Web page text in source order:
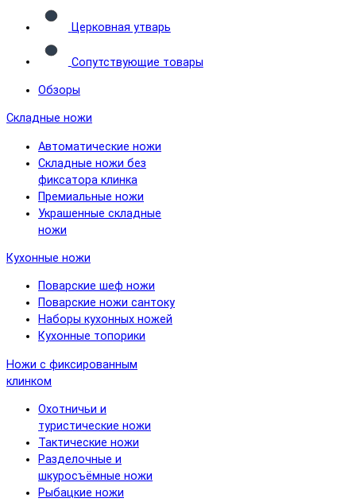
Церковная утварь
Сопутствующие товары
Обзоры
Складные ножи
Автоматические ножи
Складные ножи без
фиксатора клинка
Премиальные ножи
Украшенные складные
ножи
Кухонные ножи
Поварские шеф ножи
Поварские ножи сантоку
Наборы кухонных ножей
Кухонные топорики
Ножи с фиксированным
клинком
Охотничьи и
туристические ножи
Тактические ножи
Разделочные и
шкуросъёмные ножи
Рыбацкие ножи